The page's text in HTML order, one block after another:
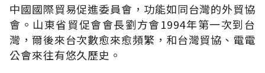
中國國際貿易促進委員會，功能如同台灣的外貿協
會。山東省貿促會會長劉方會1994年第一次到台
灣，爾後來台次數愈來愈頻繁，和台灣貿協、電電
公會來往有悠久歷史。